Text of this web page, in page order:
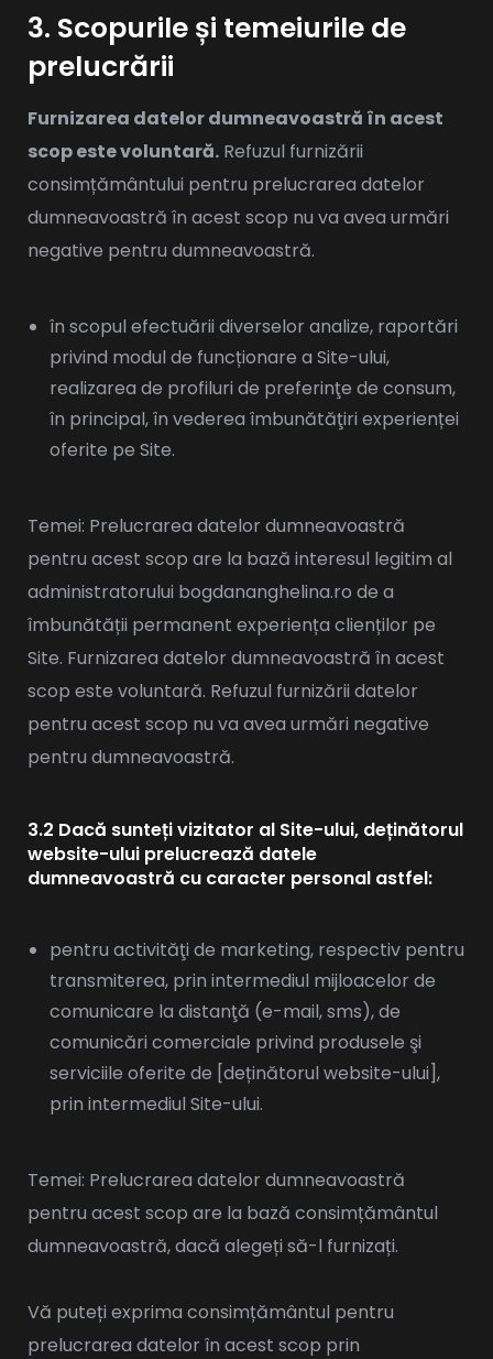
3. Scopurile și temeiurile de
prelucrării
Furnizarea datelor dumneavoastră în acest
scop este voluntară. Refuzul furnizării
consimțământului pentru prelucrarea datelor
dumneavoastră în acest scop nu va avea urmări
negative pentru dumneavoastră.
în scopul efectuării diverselor analize, raportări
privind modul de funcționare a Site-ului,
realizarea de profiluri de preferinţe de consum,
în principal, în vederea îmbunătăţiri experienței
oferite pe Site.
Temei: Prelucrarea datelor dumneavoastră
pentru acest scop are la bază interesul legitim al
administratorului bogdananghelina.ro de a
îmbunătății permanent experiența clienților pe
Site. Furnizarea datelor dumneavoastră în acest
scop este voluntară. Refuzul furnizării datelor
pentru acest scop nu va avea urmări negative
pentru dumneavoastră.
3.2 Dacă sunteți vizitator al Site-ului, deținătorul
website-ului prelucrează datele
dumneavoastră cu caracter personal astfel:
pentru activităţi de marketing, respectiv pentru
transmiterea, prin intermediul mijloacelor de
comunicare la distanţă (e-mail, sms), de
comunicări comerciale privind produsele şi
serviciile oferite de [deținătorul website-ului],
prin intermediul Site-ului.
Temei: Prelucrarea datelor dumneavoastră
pentru acest scop are la bază consimțământul
dumneavoastră, dacă alegeți să-l furnizați.
Vă puteți exprima consimțământul pentru
prelucrarea datelor în acest scop prin